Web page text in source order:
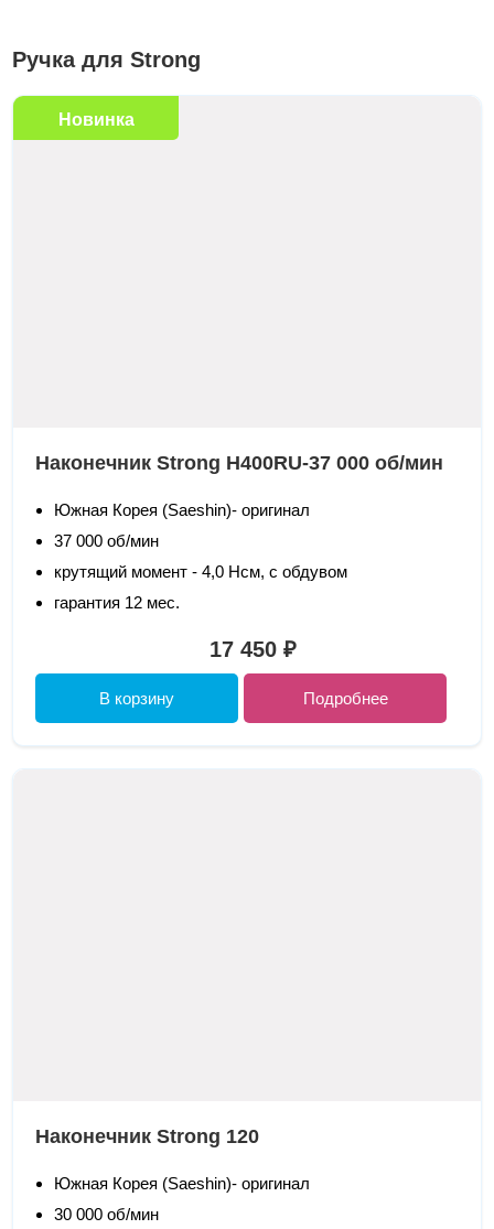
Ручка для Strong
Новинка
Наконечник Strong H400RU-37 000 об/мин
Южная Корея (Saeshin)- оригинал
37 000 об/мин
крутящий момент - 4,0 Нсм, с обдувом
гарантия 12 мес.
17 450 ₽
В корзину Подробнее
Наконечник Strong 120
Южная Корея (Saeshin)- оригинал
30 000 об/мин